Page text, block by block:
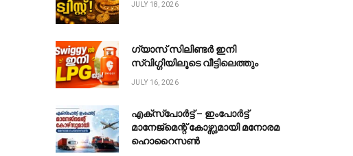
JULY 18, 2026
ഗ്യാസ് സിലിണ്ടർ ഇനി
സ്വിഗ്ഗിയിലൂടെ വീട്ടിലെത്തും
JULY 16, 2026
എക്സ്പോർട്ട് – ഇംപോർട്ട്
മാനേജ്മെന്റ് കോഴ്സുമായി മനോരമ
ഹൊറൈസൺ